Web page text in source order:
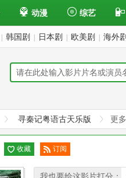
动漫 综艺
韩国剧 日本剧 欧美剧 海外剧
寻秦记粤语古天乐版 更
收藏
订阅
阅